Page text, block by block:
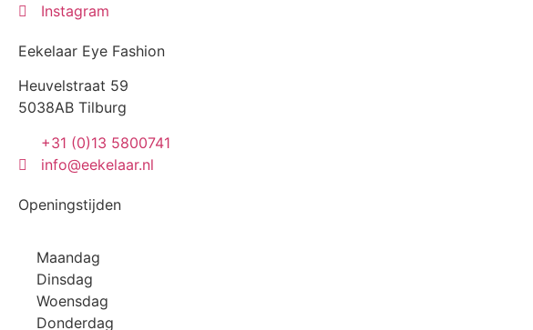
Instagram
Eekelaar Eye Fashion
Heuvelstraat 59
5038AB Tilburg
+31 (0)13 5800741
info@eekelaar.nl
Openingstijden
Maandag
Dinsdag
Woensdag
Donderdag